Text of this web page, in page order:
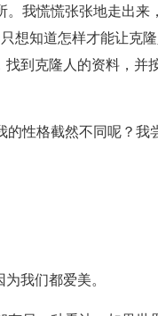
。我慌慌张张地走出
想知道怎样才能让克隆
到克隆人的资料，并
性格截然不同呢？我
我们都爱美。